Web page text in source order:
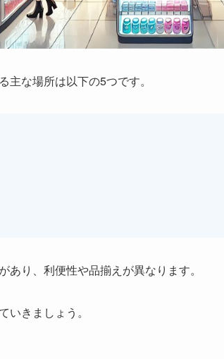
主な場所は以下の5つです。
あり、利便性や品揃えが異なります。
いきましょう。